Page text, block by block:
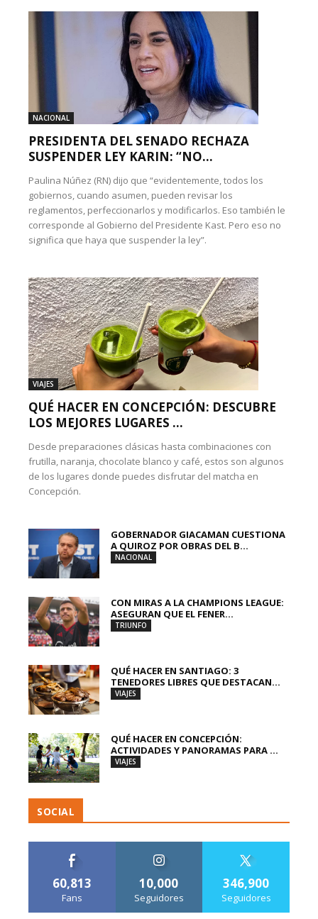
NACIONAL
PRESIDENTA DEL SENADO RECHAZA
SUSPENDER LEY KARIN: “NO...
Paulina Núñez (RN) dijo que “evidentemente, todos los
gobiernos, cuando asumen, pueden revisar los
reglamentos, perfeccionarlos y modificarlos. Eso también le
corresponde al Gobierno del Presidente Kast. Pero eso no
significa que haya que suspender la ley”.
VIAJES
QUÉ HACER EN CONCEPCIÓN: DESCUBRE
LOS MEJORES LUGARES ...
Desde preparaciones clásicas hasta combinaciones con
frutilla, naranja, chocolate blanco y café, estos son algunos
de los lugares donde puedes disfrutar del matcha en
Concepción.
GOBERNADOR GIACAMAN CUESTIONA
A QUIROZ POR OBRAS DEL B...
NACIONAL
CON MIRAS A LA CHAMPIONS LEAGUE:
ASEGURAN QUE EL FENER...
TRIUNFO
QUÉ HACER EN SANTIAGO: 3
TENEDORES LIBRES QUE DESTACAN...
VIAJES
QUÉ HACER EN CONCEPCIÓN:
ACTIVIDADES Y PANORAMAS PARA ...
VIAJES
SOCIAL
60,813
Fans
10,000
Seguidores
346,900
Seguidores